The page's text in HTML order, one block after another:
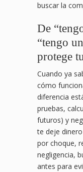
buscar la
De
“tengo
protege
Cuando ya
cómo
diferencia
pruebas,
futuros) y
te deje
por choque,
negligencia,
antes para